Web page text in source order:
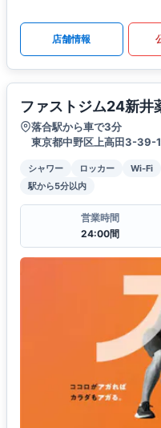
店舗情報
ファストジム24新井
落合駅から車で3分
東京都中野区上高田3-39-
シャワー ロッカー Wi-Fi
駅から5分以内
営業時間
24:00間